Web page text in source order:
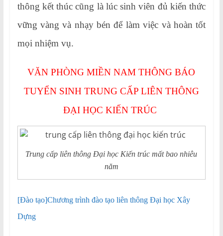
thông kết thúc cũng là lúc sinh viên đủ kiến thức
vững vàng và nhạy bén để làm việc và hoàn tốt
mọi nhiệm vụ.
VĂN PHÒNG MIỀN NAM THÔNG BÁO
TUYỂN SINH TRUNG CẤP LIÊN THÔNG
ĐẠI HỌC KIẾN TRÚC
Trung cấp liên thông Đại học Kiến trúc mất bao nhiêu
năm
[Đào tạo]Chương trình đào tạo liên thông Đại học Xây
Dựng